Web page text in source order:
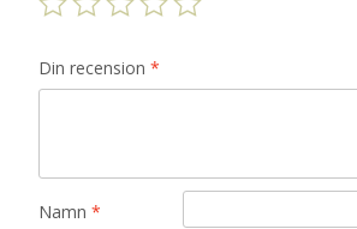
Din recension *
Namn *